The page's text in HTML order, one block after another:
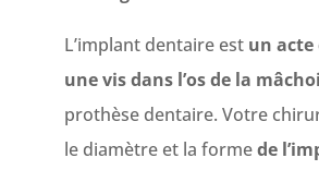
L’implant dentaire est un
une vis dans l’os de la
prothèse dentaire. Votre
le diamètre et la formede